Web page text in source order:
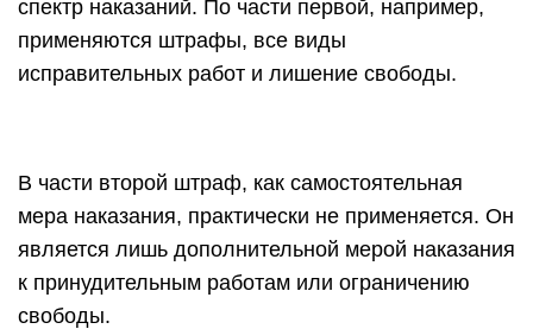
спектр наказаний. По части первой, например,
применяются штрафы, все виды
исправительных работ и лишение свободы.
В части второй штраф, как самостоятельная
мера наказания, практически не применяется. Он
является лишь дополнительной мерой наказания
к принудительным работам или ограничению
свободы.